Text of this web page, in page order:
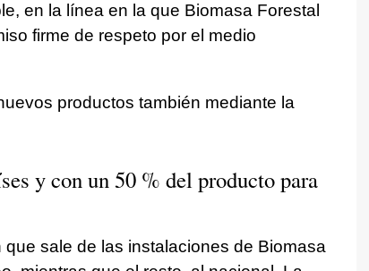
en la línea en la que Biomasa Forestal
firme de respeto por el medio
productos también mediante la
y con un 50 % del producto para
sale de las instalaciones de Biomasa